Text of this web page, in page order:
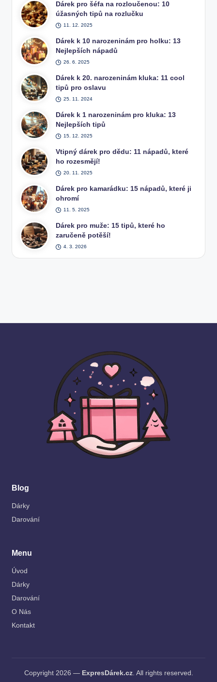
Dárek pro šéfa na rozloučenou: 10
úžasných tipů na rozlučku
11. 12. 2025
Dárek k 10 narozeninám pro holku: 13
Nejlepších nápadů
26. 6. 2025
Dárek k 20. narozeninám kluka: 11 cool
tipů pro oslavu
25. 11. 2024
Dárek k 1 narozeninám pro kluka: 13
Nejlepších tipů
15. 12. 2025
Vtipný dárek pro dědu: 11 nápadů, které
ho rozesmějí!
20. 11. 2025
Dárek pro kamarádku: 15 nápadů, které ji
ohromí
11. 5. 2025
Dárek pro muže: 15 tipů, které ho
zaručeně potěší!
4. 3. 2026
Blog
Dárky
Darování
Menu
Úvod
Dárky
Darování
O Nás
Kontakt
Copyright 2026 — ExpresDárek.cz. All rights reserved.